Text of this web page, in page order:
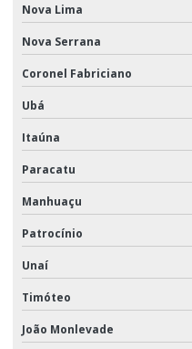
Nova Lima
Nova Serrana
Coronel Fabriciano
Ubá
Itaúna
Paracatu
Manhuaçu
Patrocínio
Unaí
Timóteo
João Monlevade